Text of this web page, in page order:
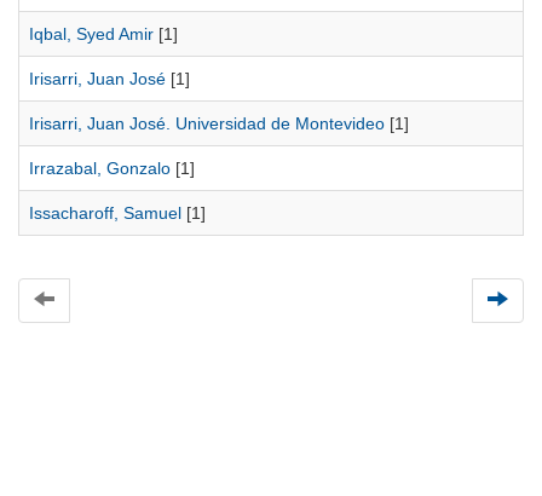
Iqbal, Syed Amir [1]
Irisarri, Juan José [1]
Irisarri, Juan José. Universidad de Montevideo [1]
Irrazabal, Gonzalo [1]
Issacharoff, Samuel [1]